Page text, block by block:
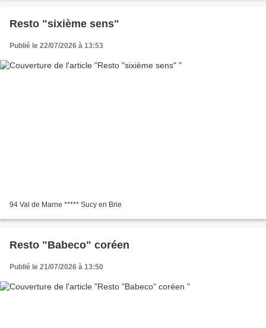
Resto "sixième sens"
Publié le 22/07/2026 à 13:53
94 Val de Marne ***** Sucy en Brie
Resto "Babeco" coréen
Publié le 21/07/2026 à 13:50